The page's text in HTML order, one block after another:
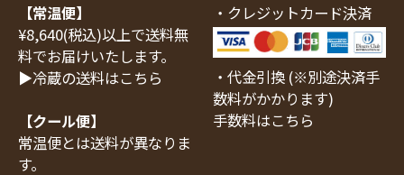
【常温便】
¥8,640(税込)以上で送料無
料でお届けいたします。
▶冷蔵の送料はこちら
【クール便】
常温便とは送料が異なりま
す。
・クレジットカード決済
・代金引換 (※別途決済手
数料がかかります)
手数料はこちら